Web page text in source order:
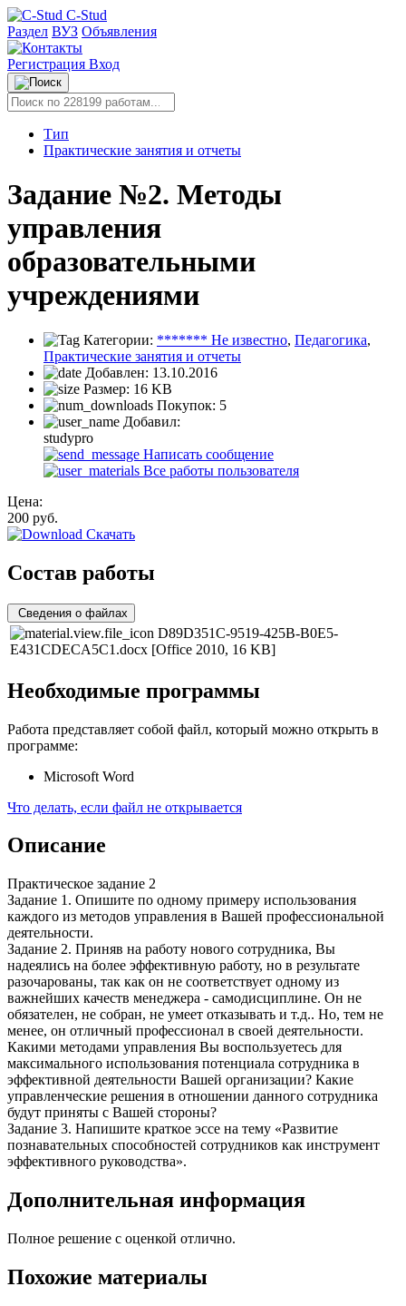
C-Stud
Раздел ВУЗ Объявления
Регистрация Вход
Тип
Практические занятия и отчеты
Задание №2. Методы
управления
образовательными
учреждениями
Категории: ******* Не известно, Педагогика,
Практические занятия и отчеты
Добавлен: 13.10.2016
Размер: 16 KB
Покупок: 5
Добавил:
studypro
Написать сообщение
Все работы пользователя
Цена:
200 руб.
Скачать
Состав работы
Сведения о файлах
D89D351C-9519-425B-B0E5-
E431CDECA5C1.docx [Office 2010, 16 KB]
Необходимые программы
Работа представляет собой файл, который можно открыть в
программе:
Microsoft Word
Что делать, если файл не открывается
Описание
Практическое задание 2
Задание 1. Опишите по одному примеру использования
каждого из методов управления в Вашей профессиональной
деятельности.
Задание 2. Приняв на работу нового сотрудника, Вы
надеялись на более эффективную работу, но в результате
разочарованы, так как он не соответствует одному из
важнейших качеств менеджера - самодисциплине. Он не
обязателен, не собран, не умеет отказывать и т.д.. Но, тем не
менее, он отличный профессионал в своей деятельности.
Какими методами управления Вы воспользуетесь для
максимального использования потенциала сотрудника в
эффективной деятельности Вашей организации? Какие
управленческие решения в отношении данного сотрудника
будут приняты с Вашей стороны?
Задание 3. Напишите краткое эссе на тему «Развитие
познавательных способностей сотрудников как инструмент
эффективного руководства».
Дополнительная информация
Полное решение с оценкой отлично.
Похожие материалы